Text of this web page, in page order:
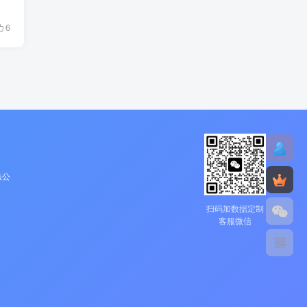
6
公
扫码加数据定制
客服微信